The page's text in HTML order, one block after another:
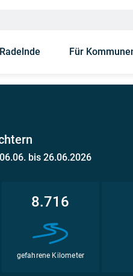
Für
bis 26.06.2026
8.716
gefahrene Kilometer